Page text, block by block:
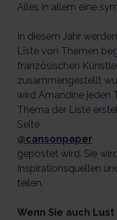
Alles in allem eine
In diesem Jahr
Liste von Themen
französischen
zusammengestellt
wird Amandine jeden
Thema der Liste
Seite
@cansonpaper
gepostet wird. Sie
Inspirationsquellen
teilen.
Wenn Sie auch